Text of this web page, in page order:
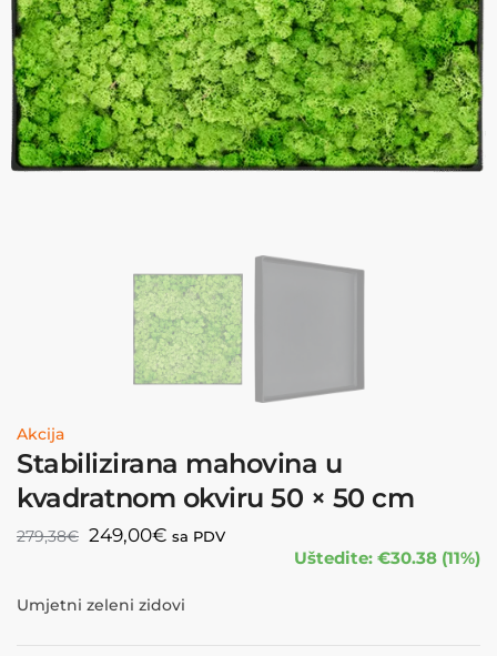
Akcija
Stabilizirana mahovina u
kvadratnom okviru 50 × 50 cm
279,38€ 249,00€ sa PDV
Uštedite: €30.38 (11%)
Umjetni zeleni zidovi